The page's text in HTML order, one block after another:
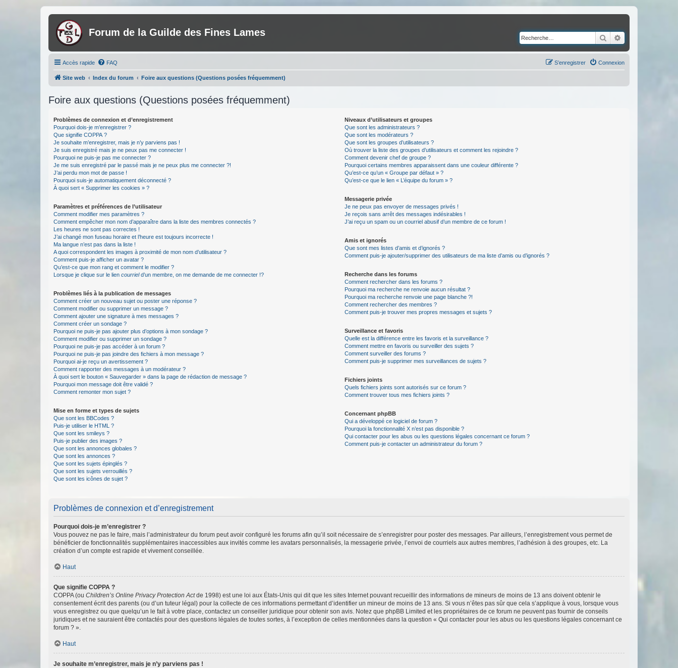
Forum de la Guilde des Fines Lames Rechercher
Accès rapide FAQ Connexion
S’enregistrer
Site web Index du forum Foire aux questions (Questions posées fréquemment)
Foire aux questions (Questions posées fréquemment)
Problèmes de connexion et d’enregistrement
Pourquoi dois-je m’enregistrer ?
Que signifie COPPA ?
Je souhaite m’enregistrer, mais je n’y parviens pas !
Je suis enregistré mais je ne peux pas me connecter !
Pourquoi ne puis-je pas me connecter ?
Je me suis enregistré par le passé mais je ne peux plus me connecter ?!
J’ai perdu mon mot de passe !
Pourquoi suis-je automatiquement déconnecté ?
À quoi sert « Supprimer les cookies » ?
Paramètres et préférences de l’utilisateur
Comment modifier mes paramètres ?
Comment empêcher mon nom d’apparaître dans la liste des membres connectés ?
Les heures ne sont pas correctes !
J’ai changé mon fuseau horaire et l’heure est toujours incorrecte !
Ma langue n’est pas dans la liste !
A quoi correspondent les images à proximité de mon nom d’utilisateur ?
Comment puis-je afficher un avatar ?
Qu’est-ce que mon rang et comment le modifier ?
Lorsque je clique sur le lien courrield’un membre, on me demande de me connecter !?
Problèmes liés à la publication de messages
Comment créer un nouveau sujet ou poster une réponse ?
Comment modifier ou supprimer un message ?
Comment ajouter une signature à mes messages ?
Comment créer un sondage ?
Pourquoi ne puis-je pas ajouter plus d’options à mon sondage ?
Comment modifier ou supprimer un sondage ?
Pourquoi ne puis-je pas accéder à un forum ?
Pourquoi ne puis-je pas joindre des fichiers à mon message ?
Pourquoi ai-je reçu un avertissement ?
Comment rapporter des messages à un modérateur ?
À quoi sert le bouton « Sauvegarder » dans la page de rédaction de message ?
Pourquoi mon message doit être validé ?
Comment remonter mon sujet ?
Mise en forme et types de sujets
Que sont les BBCodes ?
Puis-je utiliser le HTML ?
Que sont les smileys ?
Puis-je publier des images ?
Que sont les annonces globales ?
Que sont les annonces ?
Que sont les sujets épinglés ?
Que sont les sujets verrouillés ?
Que sont les icônes de sujet ?
Niveaux d’utilisateurs et groupes
Que sont les administrateurs ?
Que sont les modérateurs ?
Que sont les groupes d’utilisateurs ?
Où trouver la liste des groupes d’utilisateurs et comment les rejoindre ?
Comment devenir chef de groupe ?
Pourquoi certains membres apparaissent dans une couleur différente ?
Qu’est-ce qu’un « Groupe par défaut » ?
Qu’est-ce que le lien « L’équipe du forum » ?
Messagerie privée
Je ne peux pas envoyer de messages privés !
Je reçois sans arrêt des messages indésirables !
J’ai reçu un spam ou un courriel abusif d’un membre de ce forum !
Amis et ignorés
Que sont mes listes d’amis et d’ignorés ?
Comment puis-je ajouter/supprimer des utilisateurs de ma liste d’amis ou d’ignorés ?
Recherche dans les forums
Comment rechercher dans les forums ?
Pourquoi ma recherche ne renvoie aucun résultat ?
Pourquoi ma recherche renvoie une page blanche ?!
Comment rechercher des membres ?
Comment puis-je trouver mes propres messages et sujets ?
Surveillance et favoris
Quelle est la différence entre les favoris et la surveillance ?
Comment mettre en favoris ou surveiller des sujets ?
Comment surveiller des forums ?
Comment puis-je supprimer mes surveillances de sujets ?
Fichiers joints
Quels fichiers joints sont autorisés sur ce forum ?
Comment trouver tous mes fichiers joints ?
Concernant phpBB
Qui a développé ce logiciel de forum ?
Pourquoi la fonctionnalité X n’est pas disponible ?
Qui contacter pour les abus ou les questions légales concernant ce forum ?
Comment puis-je contacter un administrateur du forum ?
Problèmes de connexion et d’enregistrement
Pourquoi dois-je m’enregistrer ?
Vous pouvez ne pas le faire, mais l’administrateur du forum peut avoir configuré les forums afin qu’il soit nécessaire de s’enregistrer pour poster des messages. Par ailleurs, l’enregistrement vous permet de
bénéficier de fonctionnalités supplémentaires inaccessibles aux invités comme les avatars personnalisés, la messagerie privée, l’envoi de courriels aux autres membres, l’adhésion à des groupes, etc. La
création d’un compte est rapide et vivement conseillée.
Haut
Que signifie COPPA ?
COPPA (ou Children’s Online Privacy Protection Actde 1998) est une loi aux États-Unis qui dit que les sites Internet pouvant recueillir des informations de mineurs de moins de 13 ans doivent obtenir le
consentement écrit des parents (ou d’un tuteur légal) pour la collecte de ces informations permettant d’identifier un mineur de moins de 13 ans. Si vous n’êtes pas sûr que cela s’applique à vous, lorsque vous
vous enregistrez ou que quelqu’un le fait à votre place, contactez un conseiller juridique pour obtenir son avis. Notez que phpBB Limited et les propriétaires de ce forum ne peuvent pas fournir de conseils
juridiques et ne sauraient être contactés pour des questions légales de toutes sortes, à l’exception de celles mentionnées dans la question « Qui contacter pour les abus ou les questions légales concernant ce
forum ? ».
Haut
Je souhaite m’enregistrer, mais je n’y parviens pas !